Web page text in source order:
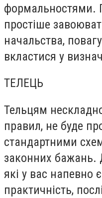
формальностями.
простіше
начальства,
вкластися у
ТЕЛЕЦЬ
Тельцям
правил, не буде
стандартними
законних бажань.
які у вас напевно
практичність,